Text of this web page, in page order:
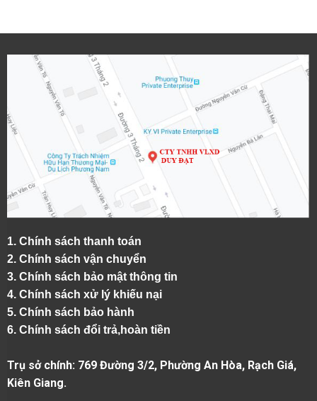
1. Chính sách thanh toán
2. Chính sách vận chuyển
3. Chính sách bảo mật thông tin
4. Chính sách xử lý khiếu nại
5. Chính sách bảo hành
6. Chính sách đổi trả,hoàn tiền
Trụ sở chính: 769 Đường 3/2, Phường An Hòa, Rạch Giá,
Kiên Giang.